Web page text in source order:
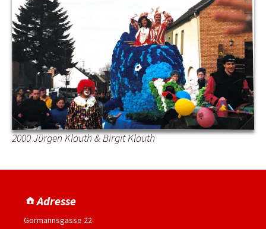
2000 Jürgen Klauth & Birgit Klauth
Adresse
Gormannsgasse 22